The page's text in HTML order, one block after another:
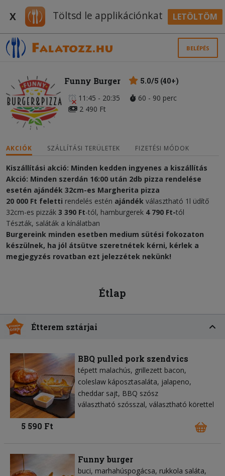
X Töltsd le applikációnkat LETÖLTÖM
BELÉPÉS
Funny Burger
5.0/5 (40+)
11:45 - 20:35
60 - 90 perc
2 490 Ft
AKCIÓK SZÁLLÍTÁSI TERÜLETEK FIZETÉSI MÓDOK
Kiszállítási akció: Minden kedden ingyenes a kiszállítás
Akció: Minden szerdán 16:00 után 2db pizza rendelése
esetén ajándék 32cm-es Margherita pizza
20 000 Ft feletti rendelés estén ajándék választható 1l üdítő
32cm-es pizzák 3 390 Ft-tól, hamburgerek 4 790 Ft-tól
Tészták, saláták a kínálatban
Burgereink minden esetben medium sütési fokozaton
készülnek, ha jól átsütve szeretnétek kérni, kérlek a
megjegyzés rovatban ezt jelezzétek nekünk!
Étlap
Étterem sztárjai
BBQ pulled pork szendvics
tépett malachús grillezett bacon
coleslaw káposztasaláta jalapeno
cheddar sajt BBQ szósz
választható szósszal, választható körettel
5 590 Ft
Funny burger
buci marhahúspogácsa rukkola saláta